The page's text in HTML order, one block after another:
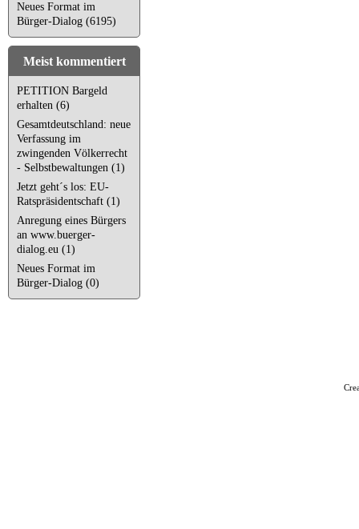
Neues Format im
Bürger-Dialog (6195)
Meist kommentiert
PETITION Bargeld
erhalten (6)
Gesamtdeutschland: neue
Verfassung im
zwingenden Völkerrecht
- Selbstbewaltungen (1)
Jetzt geht´s los: EU-
Ratspräsidentschaft (1)
Anregung eines Bürgers
an www.buerger-
dialog.eu (1)
Neues Format im
Bürger-Dialog (0)